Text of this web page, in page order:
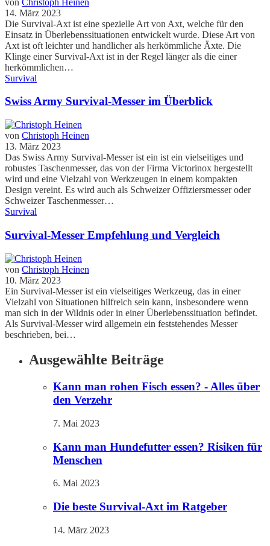
14. März 2023
Die Survival-Axt ist eine spezielle Art von Axt, welche für den
Einsatz in Überlebenssituationen entwickelt wurde. Diese Art von
Axt ist oft leichter und handlicher als herkömmliche Äxte. Die
Klinge einer Survival-Axt ist in der Regel länger als die einer
herkömmlichen…
Survival
Swiss Army Survival-Messer im Überblick
von Christoph Heinen
13. März 2023
Das Swiss Army Survival-Messer ist ein ist ein vielseitiges und
robustes Taschenmesser, das von der Firma Victorinox hergestellt
wird und eine Vielzahl von Werkzeugen in einem kompakten
Design vereint. Es wird auch als Schweizer Offiziersmesser oder
Schweizer Taschenmesser…
Survival
Survival-Messer Empfehlung und Vergleich
von Christoph Heinen
10. März 2023
Ein Survival-Messer ist ein vielseitiges Werkzeug, das in einer
Vielzahl von Situationen hilfreich sein kann, insbesondere wenn
man sich in der Wildnis oder in einer Überlebenssituation befindet.
Als Survival-Messer wird allgemein ein feststehendes Messer
beschrieben, bei…
Ausgewählte Beiträge
Kann man rohen Fisch essen? - Alles über
den Verzehr
7. Mai 2023
Kann man Hundefutter essen? Risiken für
Menschen
6. Mai 2023
Die beste Survival-Axt im Ratgeber
14. März 2023